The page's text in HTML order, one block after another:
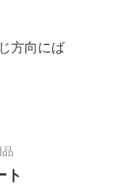
方向にば
ト